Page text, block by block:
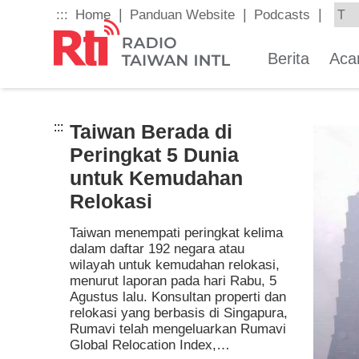
::: Home Panduan Website Podcasts
Berita
::: Taiwan Berada di
Peringkat 5 Dunia
untuk Kemudahan
Relokasi
Taiwan menempati peringkat kelima
dalam daftar 192 negara atau
wilayah untuk kemudahan relokasi,
menurut laporan pada hari Rabu, 5
Agustus lalu. Konsultan properti dan
relokasi yang berbasis di Singapura,
Rumavi telah mengeluarkan Rumavi
Global Relocation Index,